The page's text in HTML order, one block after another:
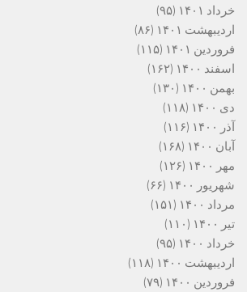
خرداد ۱۴۰۱
(۹۵)
اردیبهشت ۱۴۰۱
(۸۶)
فروردین ۱۴۰۱
(۱۱۵)
اسفند ۱۴۰۰
(۱۶۲)
بهمن ۱۴۰۰
(۱۳۰)
دی ۱۴۰۰
(۱۱۸)
آذر ۱۴۰۰
(۱۱۶)
آبان ۱۴۰۰
(۱۶۸)
مهر ۱۴۰۰
(۱۲۶)
شهریور ۱۴۰۰
(۶۶)
مرداد ۱۴۰۰
(۱۵۱)
تیر ۱۴۰۰
(۱۱۰)
خرداد ۱۴۰۰
(۹۵)
اردیبهشت ۱۴۰۰
(۱۱۸)
فروردین ۱۴۰۰
(۷۹)